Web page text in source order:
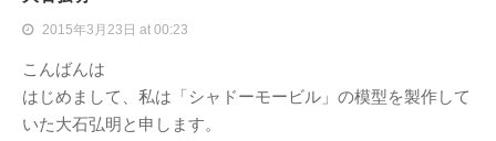
2015年3月23日 at 00:23
こんばんは
はじめまして、私は「シャドーモービル」の模型を製作して
いた大石弘明と申します。